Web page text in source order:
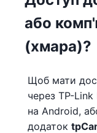
або
(хмара)?
Щоб мати
через TP-
на Android,
додаток